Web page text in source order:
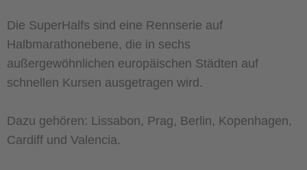
Die SuperHalfs sind eine Rennserie auf
Halbmarathonebene, die in sechs
außergewöhnlichen europäischen Städten auf
schnellen Kursen ausgetragen wird.
Dazu gehören: Lissabon, Prag, Berlin, Kopenhagen,
Cardiff und Valencia.